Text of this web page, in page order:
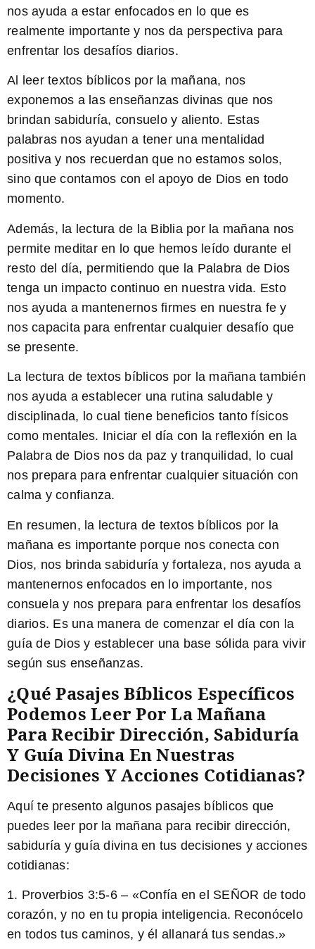
nos ayuda a estar enfocados en lo que es
realmente importante y nos da perspectiva para
enfrentar los desafíos diarios.
Al leer textos bíblicos por la mañana, nos
exponemos a las enseñanzas divinas que nos
brindan sabiduría, consuelo y aliento. Estas
palabras nos ayudan a tener una mentalidad
positiva y nos recuerdan que no estamos solos,
sino que contamos con el apoyo de Dios en todo
momento.
Además, la lectura de la Biblia por la mañana nos
permite meditar en lo que hemos leído durante el
resto del día, permitiendo que la Palabra de Dios
tenga un impacto continuo en nuestra vida. Esto
nos ayuda a mantenernos firmes en nuestra fe y
nos capacita para enfrentar cualquier desafío que
se presente.
La lectura de textos bíblicos por la mañanatambién
nos ayuda a establecer una rutina saludable y
disciplinada, lo cual tiene beneficios tanto físicos
como mentales. Iniciar el día con la reflexión en la
Palabra de Dios nos da paz y tranquilidad, lo cual
nos prepara para enfrentar cualquier situación con
calma y confianza.
En resumen, la lectura de textos bíblicos por la
mañana es importante porque nos conecta con
Dios, nos brinda sabiduría y fortaleza, nos ayuda a
mantenernos enfocados en lo importante, nos
consuela y nos prepara para enfrentar los desafíos
diarios. Es una manera de comenzar el día con la
guía de Dios y establecer una base sólida para vivir
según sus enseñanzas.
¿Qué Pasajes Bíblicos Específicos
Podemos Leer Por La Mañana
Para Recibir Dirección, Sabiduría
Y Guía Divina En Nuestras
Decisiones Y Acciones Cotidianas?
Aquí te presento algunos pasajes bíblicos que
puedes leer por la mañana para recibir dirección,
sabiduría y guía divina en tus decisiones y acciones
cotidianas:
1. Proverbios 3:5-6 – «Confía en el SEÑOR de todo
corazón, y no en tu propia inteligencia. Reconócelo
en todos tus caminos, y él allanará tus sendas.»